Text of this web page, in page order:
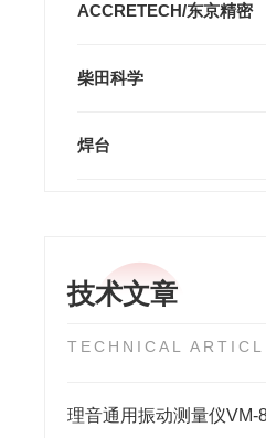
ACCRETECH/东京精密
柴田科学
焊台
技术文章
TECHNICAL